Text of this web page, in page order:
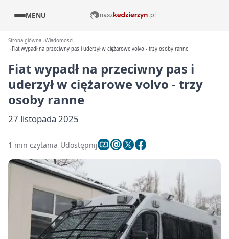
MENU
Strona główna Wiadomości
Fiat wypadł na przeciwny pas i uderzył w ciężarowe volvo - trzy osoby ranne
Fiat wypadł na przeciwny pas i
uderzył w ciężarowe volvo - trzy
osoby ranne
27 listopada 2025
1 min czytania Udostępnij